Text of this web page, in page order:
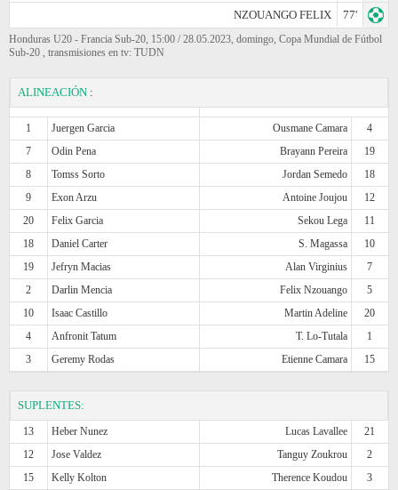
NZOUANGO FELIX
77'
Honduras U20 - Francia Sub-20, 15:00 / 28.05.2023, domingo, Copa Mundial de Fútbol
Sub-20 , transmisiones en tv: TUDN
ALINEACIÓN :
1 Juergen Garcia Ousmane Camara
4
7
Odin Pena Brayann Pereira
19
8
Tomss Sorto Jordan Semedo
18
9
Exon Arzu Antoine Joujou
12
20
Felix Garcia Sekou Lega
11
18
Daniel Carter S. Magassa
10
19
Jefryn Macias Alan Virginius
7
2
Darlin Mencia Felix Nzouango
5
10
Isaac Castillo Martin Adeline
20
4
Anfronit Tatum T. Lo-Tutala
1
3
Geremy Rodas Etienne Camara 15
SUPLENTES:
13 Heber Nunez Lucas Lavallee
21
12
Jose Valdez Tanguy Zoukrou
2
15
Kelly Kolton Therence Koudou
3